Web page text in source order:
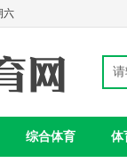
六
综合体育 体